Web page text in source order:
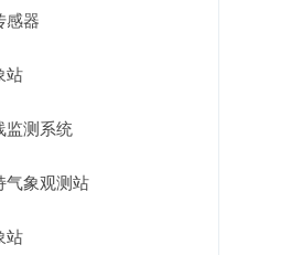
感器
站
监测系统
气象观测站
站